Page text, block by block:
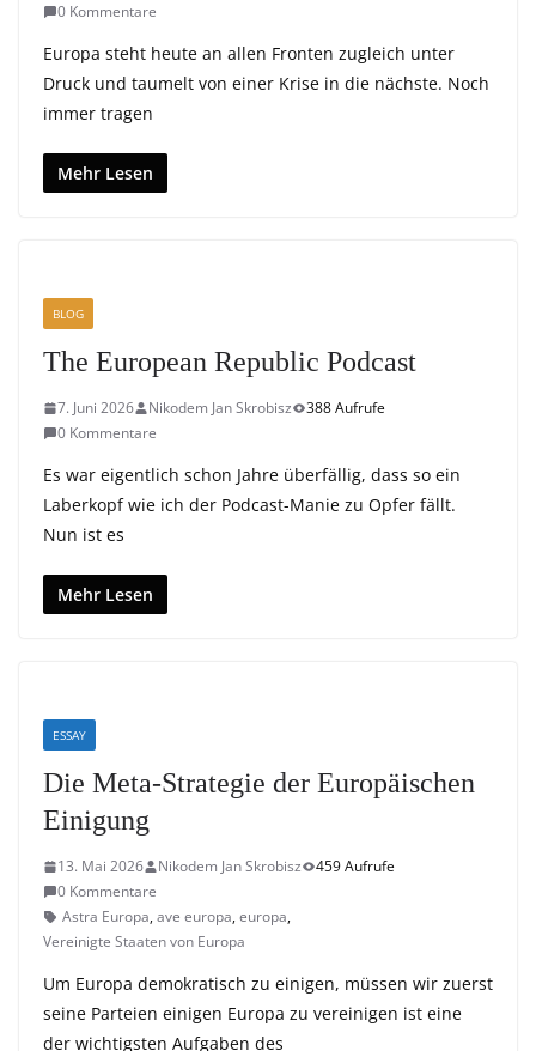
0 Kommentare
Europa steht heute an allen Fronten zugleich unter
Druck und taumelt von einer Krise in die nächste. Noch
immer tragen
Mehr Lesen
BLOG
The European Republic Podcast
7. Juni 2026 Nikodem Jan Skrobisz
388 Aufrufe
0 Kommentare
Es war eigentlich schon Jahre überfällig, dass so ein
Laberkopf wie ich der Podcast-Manie zu Opfer fällt.
Nun ist es
Mehr Lesen
ESSAY
Die Meta-Strategie der Europäischen
Einigung
13. Mai 2026 Nikodem Jan Skrobisz
459 Aufrufe
0 Kommentare
Astra Europa,ave europa,europa,
Vereinigte Staaten von Europa
Um Europa demokratisch zu einigen, müssen wir zuerst
seine Parteien einigen Europa zu vereinigen ist eine
der wichtigsten Aufgaben des